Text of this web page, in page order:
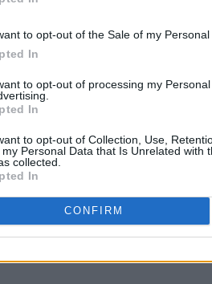
to opt-out of the Sale of my Personal
In
to opt-out of processing my
In
to opt-out of Collection, Use,
my Personal Data that Is Unrelated with
collected.
In
CONFIRM